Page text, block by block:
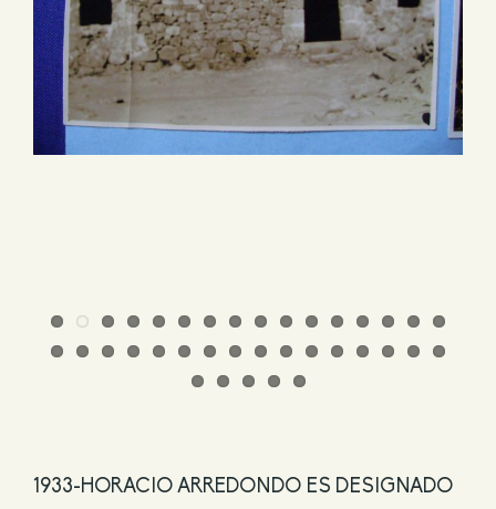
1933-HORACIO ARREDONDO ES DESIGNADO